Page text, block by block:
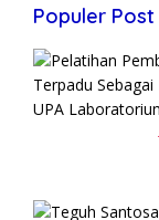
Populer Post